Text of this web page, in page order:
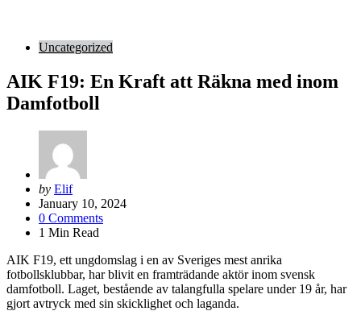
Uncategorized
AIK F19: En Kraft att Räkna med inom
Damfotboll
Posted
by
by Elif
January 10, 2024
0 Comments
1 Min Read
AIK F19, ett ungdomslag i en av Sveriges mest anrika
fotbollsklubbar, har blivit en framträdande aktör inom svensk
damfotboll. Laget, bestående av talangfulla spelare under 19 år, har
gjort avtryck med sin skicklighet och laganda.